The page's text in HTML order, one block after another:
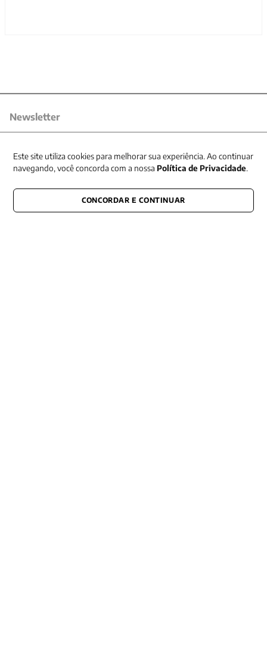
Newsletter
CONECTE-SE CONOSCO
Este site utiliza cookies para melhorar sua experiência. Ao continuar
navegando, você concorda com a nossa Política de Privacidade.
CONCORDAR E CONTINUAR